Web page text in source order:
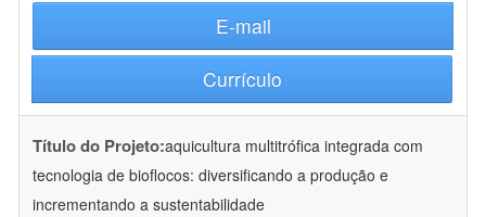
E-mail
Currículo
Título do Projeto:aquicultura multitrófica integrada com
tecnologia de bioflocos: diversificando a produção e
incrementando a sustentabilidade